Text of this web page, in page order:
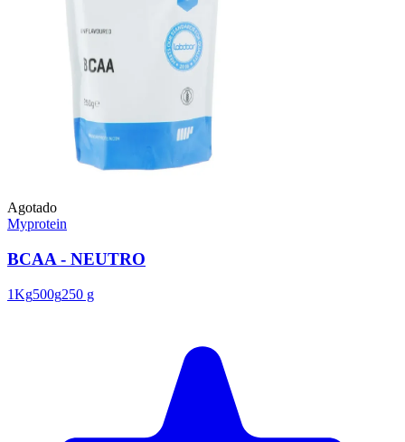
Agotado
Myprotein
BCAA - NEUTRO
1Kg500g250 g